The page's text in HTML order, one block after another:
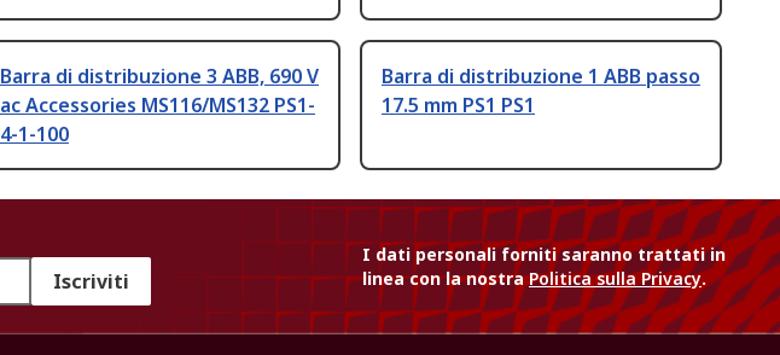
Barra di distribuzione 3 ABB, 690 V
ac Accessories MS116/MS132 PS1-
4-1-100
Barra di distribuzione 1 ABB passo
17.5 mm PS1 PS1
Iscriviti
I dati personali forniti saranno trattati in
linea con la nostraPolitica sulla Privacy.